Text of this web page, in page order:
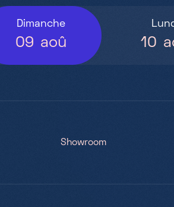
Dimanche
09 aoû 10
Showroom